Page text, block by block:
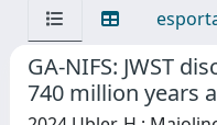
GA-NIFS: JWST
740 million years